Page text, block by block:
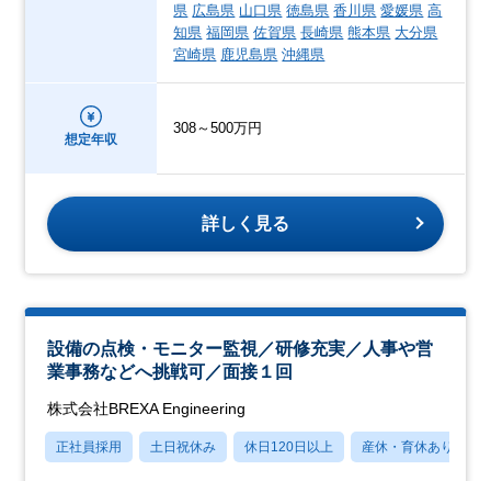
県 広島県 山口県 徳島県 香川県 愛媛県 高
知県 福岡県 佐賀県 長崎県 熊本県 大分県
宮崎県 鹿児島県 沖縄県
想定年収
308～500万円
詳しく見る
設備の点検・モニター監視／研修充実／人事や営
業事務などへ挑戦可／面接１回
株式会社BREXA Engineering
正社員採用 土日祝休み 休日120日以上 産休・育休あり